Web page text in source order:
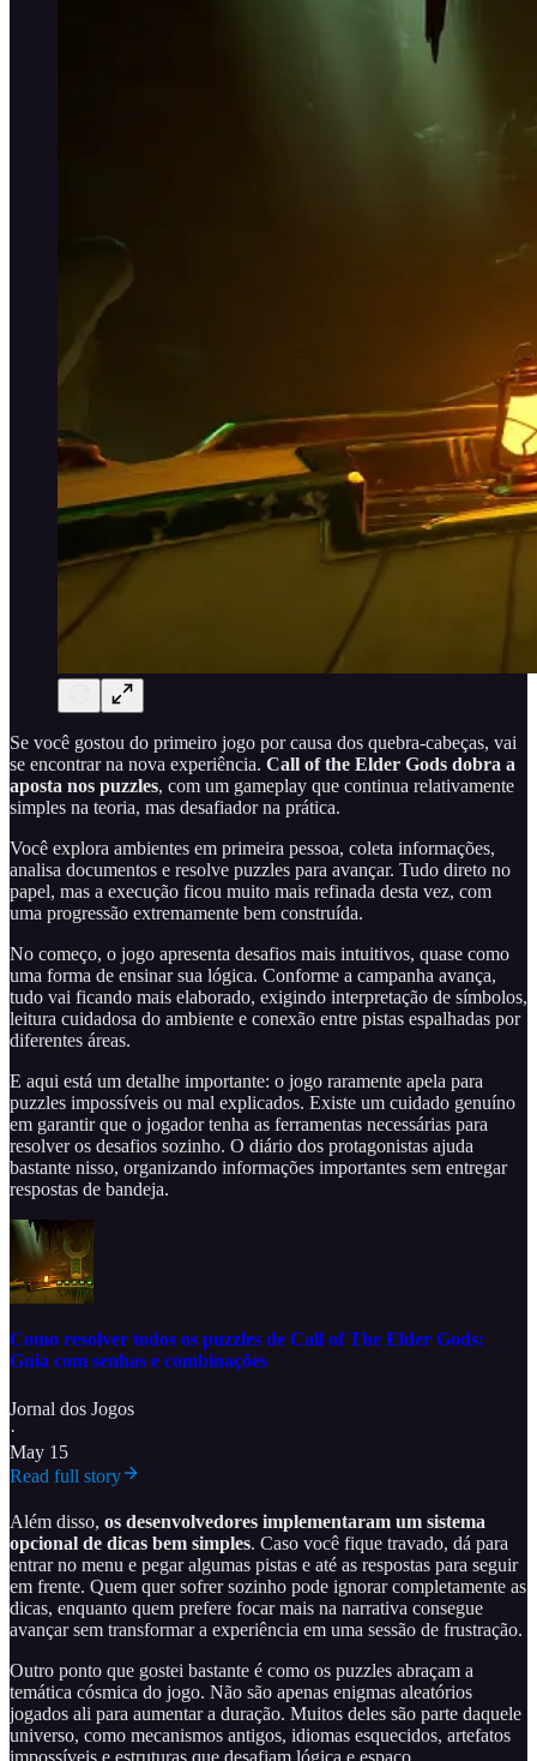
Se você gostou do primeiro jogo por causa dos quebra-cabeças, vai
se encontrar na nova experiência. Call of the Elder Gods dobra a
aposta nos puzzles, com um gameplay que continua relativamente
simples na teoria, mas desafiador na prática.
Você explora ambientes em primeira pessoa, coleta informações,
analisa documentos e resolve puzzles para avançar. Tudo direto no
papel, mas a execução ficou muito mais refinada desta vez, com
uma progressão extremamente bem construída.
No começo, o jogo apresenta desafios mais intuitivos, quase como
uma forma de ensinar sua lógica. Conforme a campanha avança,
tudo vai ficando mais elaborado, exigindo interpretação de símbolos,
leitura cuidadosa do ambiente e conexão entre pistas espalhadas por
diferentes áreas.
E aqui está um detalhe importante: o jogo raramente apela para
puzzles impossíveis ou mal explicados. Existe um cuidado genuíno
em garantir que o jogador tenha as ferramentas necessárias para
resolver os desafios sozinho. O diário dos protagonistas ajuda
bastante nisso, organizando informações importantes sem entregar
respostas de bandeja.
Como resolver todos os puzzles de Call of The Elder Gods:
Guia com senhas e combinações
Jornal dos Jogos
·
May 15
Read full story
Além disso, os desenvolvedores implementaram um sistema
opcional de dicas bem simples. Caso você fique travado, dá para
entrar no menu e pegar algumas pistas e até as respostas para seguir
em frente. Quem quer sofrer sozinho pode ignorar completamente as
dicas, enquanto quem prefere focar mais na narrativa consegue
avançar sem transformar a experiência em uma sessão de frustração.
Outro ponto que gostei bastante é como os puzzles abraçam a
temática cósmica do jogo. Não são apenas enigmas aleatórios
jogados ali para aumentar a duração. Muitos deles são parte daquele
universo, como mecanismos antigos, idiomas esquecidos, artefatos
impossíveis e estruturas que desafiam lógica e espaço.